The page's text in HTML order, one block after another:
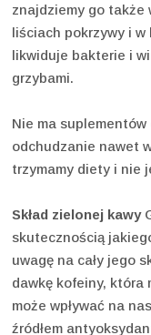
znajdziemy go także
liściach pokrzywy i
likwiduje bakterie i
grzybami.
Nie ma
odchudzanie nawet
trzymamy diety i nie
Skład zielonej kawy
skutecznością
uwagę na cały jego
dawkę kofeiny, która
może wpływać na
źródłem